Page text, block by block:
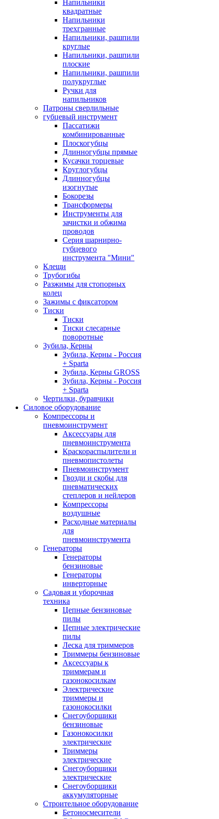
Напильники
квадратные
Напильники
трехгранные
Напильники, рашпили
круглые
Напильники, рашпили
плоские
Напильники, рашпили
полукруглые
Ручки для
напильников
Патроны сверлильные
губцевый инструмент
Пассатижи
комбинированные
Плоскогубцы
Длинногубцы прямые
Кусачки торцевые
Круглогубцы
Длинногубцы
изогнутые
Бокорезы
Трансформеры
Инструменты для
зачистки и обжима
проводов
Серия шарнирно-
губцевого
инструмента "Мини"
Клещи
Трубогибы
Разжимы для стопорных
колец
Зажимы с фиксатором
Тиски
Тиски
Тиски слесарные
поворотные
Зубила, Керны
Зубила, Керны - Россия
+ Sparta
Зубила, Керны GROSS
Зубила, Керны - Россия
+ Sparta
Чертилки, буравчики
Силовое оборудование
Компрессоры и
пневмоинструмент
Аксессуары для
пневмоинструмента
Краскораспылители и
пневмопистолеты
Пневмоинструмент
Гвозди и скобы для
пневматических
степлеров и нейлеров
Компрессоры
воздушные
Расходные материалы
для
пневмоинструмента
Генераторы
Генераторы
бензиновые
Генераторы
инверторные
Садовая и уборочная
техника
Цепные бензиновые
пилы
Цепные электрические
пилы
Леска для триммеров
Триммеры бензиновые
Аксессуары к
триммерам и
газонокосилкам
Электрические
триммеры и
газонокосилки
Снегоуборщики
бензиновые
Газонокосилки
электрические
Триммеры
электрические
Снегоуборщики
электрические
Снегоуборщики
аккумуляторные
Строительное оборудование
Бетоносмесители